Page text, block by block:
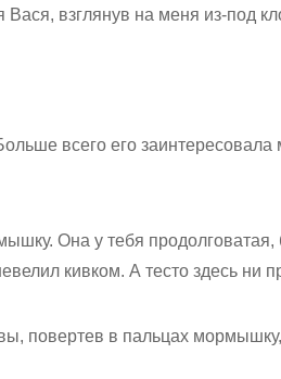
взглянув на меня из-под
всего его
Она у тебя
кивком. А тесто здесь ни
повертев в пальцах